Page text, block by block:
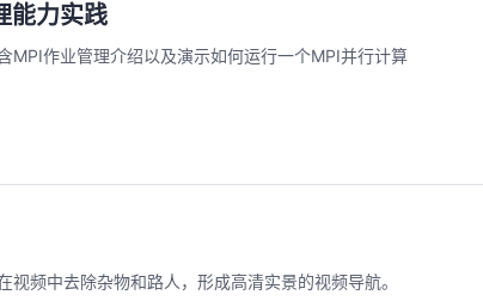
能力实践
MPI作业管理介绍以及演示如何运行一个MPI并行计算
频中去除杂物和路人，形成高清实景的视频导航。